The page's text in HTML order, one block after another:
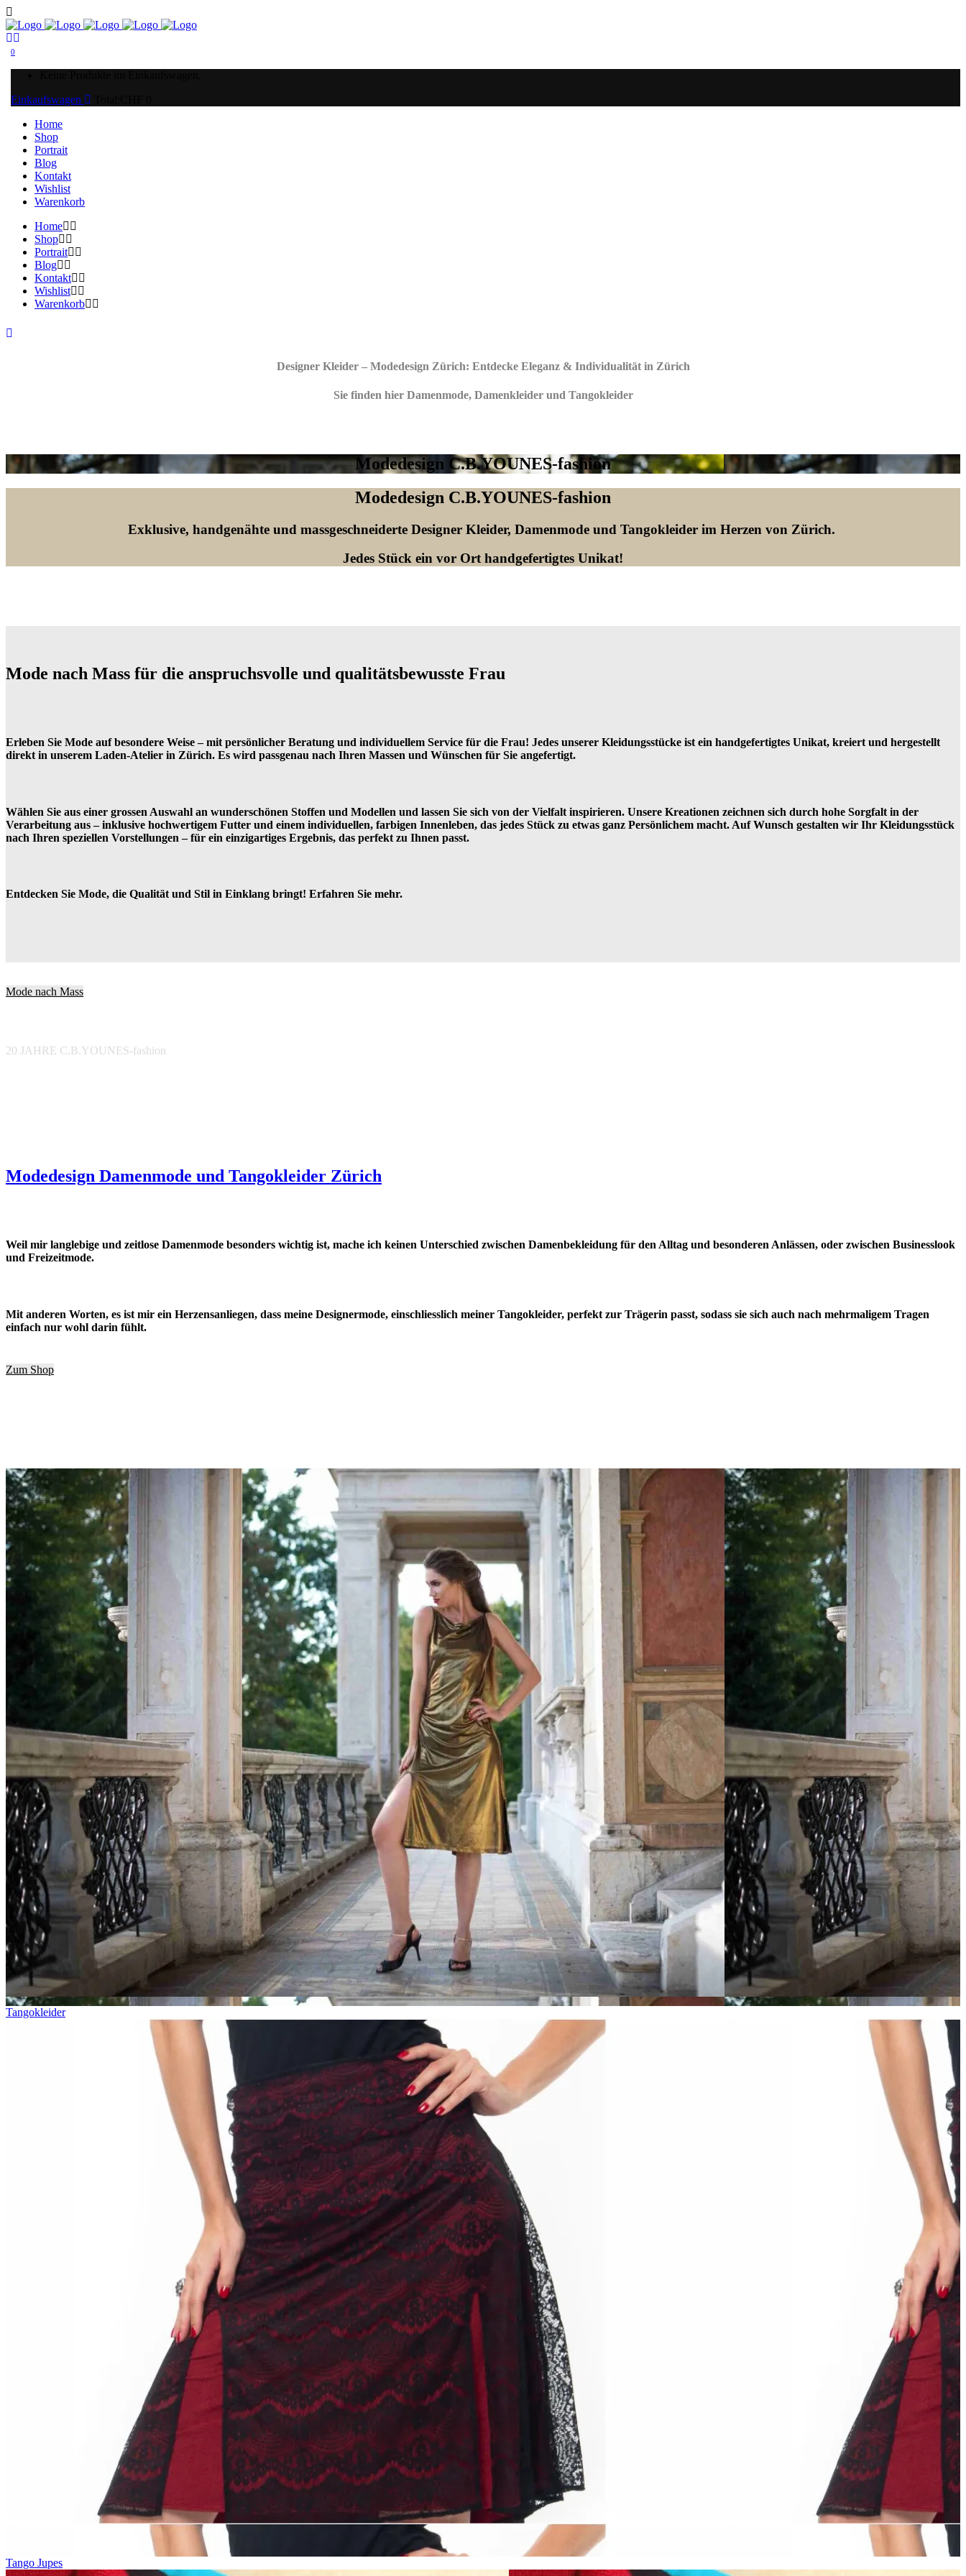
0
Einkaufswagen
Home
Shop
Portrait
Blog
Kontakt
Wishlist
Warenkorb
Home
Shop
Portrait
Blog
Kontakt
Wishlist
Warenkorb
Designer Kleider – Modedesign Zürich: Entdecke Eleganz & Individualität in Zürich
Sie finden hier Damenmode, Damenkleider und Tangokleider
Modedesign C.B.YOUNES-fashion
Modedesign C.B.YOUNES-fashion
Exklusive, handgenähte und massgeschneiderte Designer Kleider, Damenmode und Tangokleider im Herzen von Zürich.
Jedes Stück ein vor Ort handgefertigtes Unikat!
Mode nach Mass für die anspruchsvolle und qualitätsbewusste Frau
Erleben Sie Mode auf besondere Weise – mit persönlicher Beratung und individuellem Service für die Frau! Jedes unserer Kleidungsstücke ist ein handgefertigtes Unikat, kreiert und hergestellt
direkt in unserem Laden-Atelier in Zürich. Es wird passgenau nach Ihren Massen und Wünschen für Sie angefertigt.
Wählen Sie aus einer grossen Auswahl an wunderschönen Stoffen und Modellen und lassen Sie sich von der Vielfalt inspirieren. Unsere Kreationen zeichnen sich durch hohe Sorgfalt in der
Verarbeitung aus – inklusive hochwertigem Futter und einem individuellen, farbigen Innenleben, das jedes Stück zu etwas ganz Persönlichem macht. Auf Wunsch gestalten wir Ihr Kleidungsstück
nach Ihren speziellen Vorstellungen – für ein einzigartiges Ergebnis, das perfekt zu Ihnen passt.
Entdecken Sie Mode, die Qualität und Stil in Einklang bringt! Erfahren Sie mehr.
Mode nach Mass
20 JAHRE C.B.YOUNES-fashion
Modedesign Damenmode und Tangokleider Zürich
Weil mir langlebige und zeitlose Damenmode besonders wichtig ist, mache ich keinen Unterschied zwischen Damenbekleidung für den Alltag und besonderen Anlässen, oder zwischen Businesslook
und Freizeitmode.
Mit anderen Worten, es ist mir ein Herzensanliegen, dass meine Designermode, einschliesslich meiner Tangokleider, perfekt zur Trägerin passt, sodass sie sich auch nach mehrmaligem Tragen
einfach nur wohl darin fühlt.
Zum Shop
Tangokleider
Tango Jupes